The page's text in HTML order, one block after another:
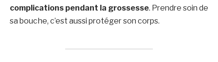
complications pendant la grossesse. Prendre soin de
sa bouche, c’est aussi protéger son corps.